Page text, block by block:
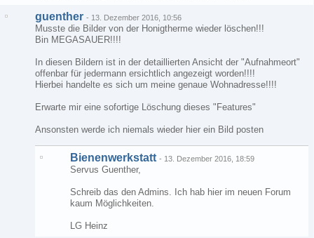
guenther - 13. Dezember 2016, 10:56
Musste die Bilder von der Honigtherme wieder löschen!!!
Bin MEGASAUER!!!!
In diesen Bildern ist in der detaillierten Ansicht der "Aufnahmeort"
offenbar für jedermann ersichtlich angezeigt worden!!!!
Hierbei handelte es sich um meine genaue Wohnadresse!!!!
Erwarte mir eine sofortige Löschung dieses "Features"
Ansonsten werde ich niemals wieder hier ein Bild posten
Bienenwerkstatt - 13. Dezember 2016, 18:59
Servus Guenther,
Schreib das den Admins. Ich hab hier im neuen Forum
kaum Möglichkeiten.
LG Heinz